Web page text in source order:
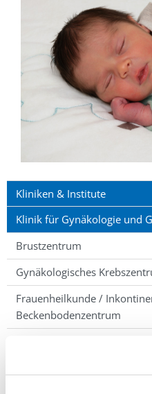
Kliniken & Institute
Klinik für Gynäkologie und
Brustzentrum
Gynäkologisches
Frauenheilkunde /
Beckenbodenzentrum